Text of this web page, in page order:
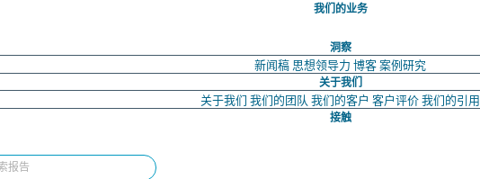
我们的业务
洞察
新闻稿 思想领导力 博客案例研究
关于我们
关于我们 我们的团队 我们的客户 客户评价我们的引用
接触